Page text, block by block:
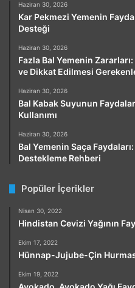
Haziran 30, 2026
Kar Pekmezi Yemenin
Desteği
Haziran 30, 2026
Fazla Bal Yemenin
ve Dikkat Edilmesi
Haziran 30, 2026
Bal Kabak Suyunun
Kullanımı
Haziran 30, 2026
Bal Yemenin Saça
Destekleme Rehberi
Popüler İçerikler
Nisan 30, 2022
Hindistan Cevizi Yağının
Ekim 17, 2022
Hünnap-Jujube-Çin
Ekim 19, 2022